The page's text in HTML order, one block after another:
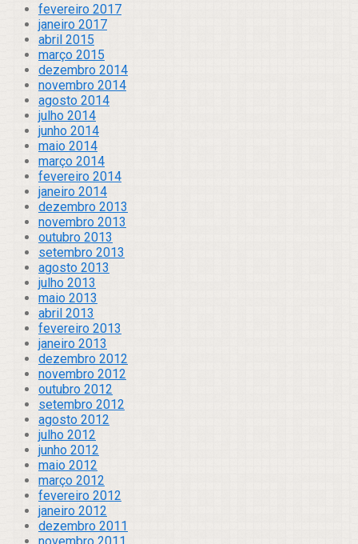
fevereiro 2017
janeiro 2017
abril 2015
março 2015
dezembro 2014
novembro 2014
agosto 2014
julho 2014
junho 2014
maio 2014
março 2014
fevereiro 2014
janeiro 2014
dezembro 2013
novembro 2013
outubro 2013
setembro 2013
agosto 2013
julho 2013
maio 2013
abril 2013
fevereiro 2013
janeiro 2013
dezembro 2012
novembro 2012
outubro 2012
setembro 2012
agosto 2012
julho 2012
junho 2012
maio 2012
março 2012
fevereiro 2012
janeiro 2012
dezembro 2011
novembro 2011